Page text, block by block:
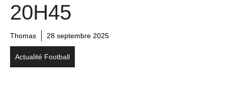
20H45
Thomas 28 septembre 2025
Actualité Football